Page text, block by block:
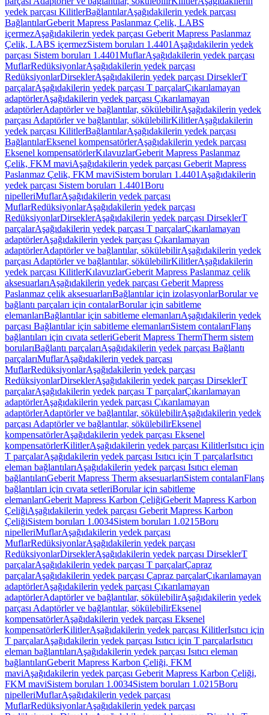
yedek parçası KilitlerBağlantılarAşağıdakilerin yedek parçası
BağlantılarGeberit Mapress Paslanmaz Çelik, LABS
içermezAşağıdakilerin yedek parçası Geberit Mapress Paslanmaz
Çelik, LABS içermezSistem boruları 1.4401 Aşağıdakilerin yedek
parçası Sistem boruları 1.4401MuflarAşağıdakilerin yedek parçası
MuflarRedüksiyonlarAşağıdakilerin yedek parçası
RedüksiyonlarDirseklerAşağıdakilerin yedek parçası DirseklerT
parçalarAşağıdakilerin yedek parçası T parçalarÇıkarılamayan
adaptörlerAşağıdakilerin yedek parçası Çıkarılamayan
adaptörlerAdaptörler ve bağlantılar, sökülebilirAşağıdakilerin yedek
parçası Adaptörler ve bağlantılar, sökülebilirKilitlerAşağıdakilerin
yedek parçası KilitlerBağlantılarAşağıdakilerin yedek parçası
BağlantılarEksenel kompensatörlerAşağıdakilerin yedek parçası
Eksenel kompensatörlerKılavuzlarGeberit Mapress Paslanmaz
Çelik, FKM maviAşağıdakilerin yedek parçası Geberit Mapress
Paslanmaz Çelik, FKM maviSistem boruları 1.4401 Aşağıdakilerin
yedek parçası Sistem boruları 1.4401Boru
nipelleriMuflarAşağıdakilerin yedek parçası
MuflarRedüksiyonlarAşağıdakilerin yedek parçası
RedüksiyonlarDirseklerAşağıdakilerin yedek parçası DirseklerT
parçalarAşağıdakilerin yedek parçası T parçalarÇıkarılamayan
adaptörlerAşağıdakilerin yedek parçası Çıkarılamayan
adaptörlerAdaptörler ve bağlantılar, sökülebilirAşağıdakilerin yedek
parçası Adaptörler ve bağlantılar, sökülebilirKilitlerAşağıdakilerin
yedek parçası KilitlerKılavuzlarGeberit Mapress Paslanmaz çelik
aksesuarlarıAşağıdakilerin yedek parçası Geberit Mapress
Paslanmaz çelik aksesuarlarıBağlantılar için izolasyonlarBorular ve
bağlantı parçaları için contalarBorular için sabitleme
elemanlarıBağlantılar için sabitleme elemanlarıAşağıdakilerin yedek
parçası Bağlantılar için sabitleme elemanlarıSistem contalarıFlanş
bağlantıları için cıvata setleriGeberit Mapress ThermTherm sistem
borularıBağlantı parçalarıAşağıdakilerin yedek parçası Bağlantı
parçalarıMuflarAşağıdakilerin yedek parçası
MuflarRedüksiyonlarAşağıdakilerin yedek parçası
RedüksiyonlarDirseklerAşağıdakilerin yedek parçası DirseklerT
parçalarAşağıdakilerin yedek parçası T parçalarÇıkarılamayan
adaptörlerAşağıdakilerin yedek parçası Çıkarılamayan
adaptörlerAdaptörler ve bağlantılar, sökülebilirAşağıdakilerin yedek
parçası Adaptörler ve bağlantılar, sökülebilirEksenel
kompensatörlerAşağıdakilerin yedek parçası Eksenel
kompensatörlerKilitlerAşağıdakilerin yedek parçası KilitlerIsıtıcı için
T parçalarAşağıdakilerin yedek parçası Isıtıcı için T parçalarIsıtıcı
eleman bağlantılarıAşağıdakilerin yedek parçası Isıtıcı eleman
bağlantılarıGeberit Mapress Therm aksesuarlarıSistem contalarıFlanş
bağlantıları için cıvata setleriBorular için sabitleme
elemanlarıGeberit Mapress Karbon ÇeliğiGeberit Mapress Karbon
ÇeliğiAşağıdakilerin yedek parçası Geberit Mapress Karbon
ÇeliğiSistem boruları 1.0034Sistem boruları 1.0215Boru
nipelleriMuflarAşağıdakilerin yedek parçası
MuflarRedüksiyonlarAşağıdakilerin yedek parçası
RedüksiyonlarDirseklerAşağıdakilerin yedek parçası DirseklerT
parçalarAşağıdakilerin yedek parçası T parçalarÇapraz
parçalarAşağıdakilerin yedek parçası Çapraz parçalarÇıkarılamayan
adaptörlerAşağıdakilerin yedek parçası Çıkarılamayan
adaptörlerAdaptörler ve bağlantılar, sökülebilirAşağıdakilerin yedek
parçası Adaptörler ve bağlantılar, sökülebilirEksenel
kompensatörlerAşağıdakilerin yedek parçası Eksenel
kompensatörlerKilitlerAşağıdakilerin yedek parçası KilitlerIsıtıcı için
T parçalarAşağıdakilerin yedek parçası Isıtıcı için T parçalarIsıtıcı
eleman bağlantılarıAşağıdakilerin yedek parçası Isıtıcı eleman
bağlantılarıGeberit Mapress Karbon Çeliği, FKM
maviAşağıdakilerin yedek parçası Geberit Mapress Karbon Çeliği,
FKM maviSistem boruları 1.0034Sistem boruları 1.0215Boru
nipelleriMuflarAşağıdakilerin yedek parçası
MuflarRedüksiyonlarAşağıdakilerin yedek parçası